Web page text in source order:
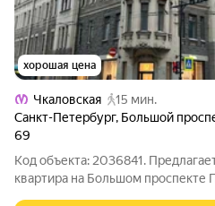
хорошая цена
Чкаловская
15 мин.
Санкт-Петербург, Большой
69
Код объекта: 2036841.
квартира на Большом проспекте